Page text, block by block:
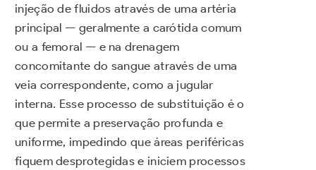
injeção de fluidos através de uma artéria
principal — geralmente a carótida comum
ou a femoral — e na drenagem
concomitante do sangue através de uma
veia correspondente, como a jugular
interna. Esse processo de substituição é o
que permite a preservação profunda e
uniforme, impedindo que áreas periféricas
fiquem desprotegidas e iniciem processos